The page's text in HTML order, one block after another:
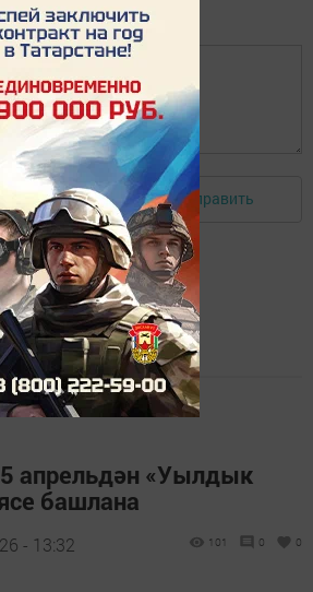
Отправить
апрельдән «Уылдык
башлана
- 13:32 101 0 0